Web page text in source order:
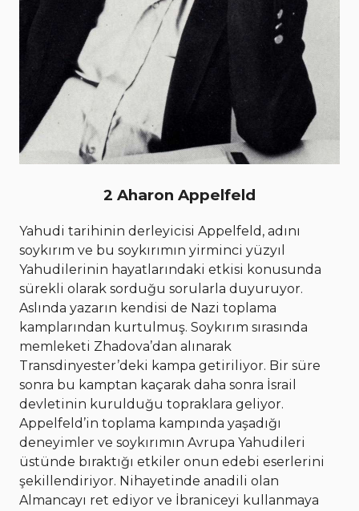
2 Aharon Appelfeld
Yahudi tarihinin derleyicisi Appelfeld, adını
soykırım ve bu soykırımın yirminci yüzyıl
Yahudilerinin hayatlarındaki etkisi konusunda
sürekli olarak sorduğu sorularla duyuruyor.
Aslında yazarın kendisi de Nazi toplama
kamplarından kurtulmuş. Soykırım sırasında
memleketi Zhadova’dan alınarak
Transdinyester’deki kampa getiriliyor. Bir süre
sonra bu kamptan kaçarak daha sonra İsrail
devletinin kurulduğu topraklara geliyor.
Appelfeld’in toplama kampında yaşadığı
deneyimler ve soykırımın Avrupa Yahudileri
üstünde bıraktığı etkiler onun edebi eserlerini
şekillendiriyor. Nihayetinde anadili olan
Almancayı ret ediyor ve İbraniceyi kullanmaya